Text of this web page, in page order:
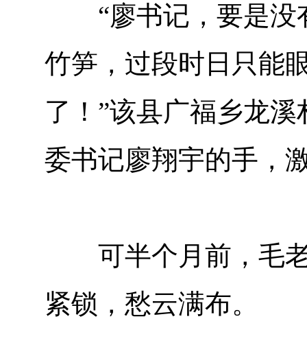
“廖书记，要是没
竹笋，过段时日只能
了！”该县广福乡龙
委书记廖翔宇的手，
可半个月前，毛老
紧锁，愁云满布。